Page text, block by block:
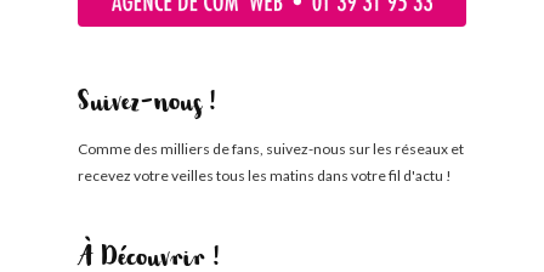
Suivez-nous !
Comme des milliers de fans, suivez-nous sur les réseaux et
recevez votre veilles tous les matins dans votre fil d'actu !
À Découvrir !